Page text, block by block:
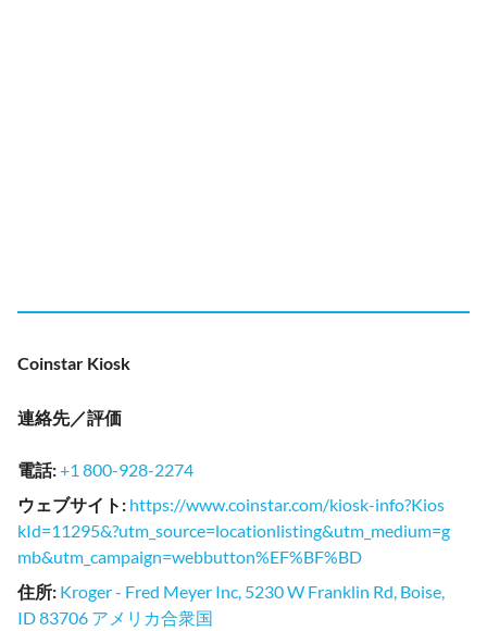
Coinstar Kiosk
連絡先／評価
電話:+1 800-928-2274
ウェブサイト : https://www.coinstar.com/kiosk-info?Kios
kId=11295&?utm_source=locationlisting&utm_medium=g
mb&utm_campaign=webbutton%EF%BF%BD
住所: Kroger - Fred Meyer Inc, 5230 W Franklin Rd, Boise,
ID 83706 アメリカ合衆国